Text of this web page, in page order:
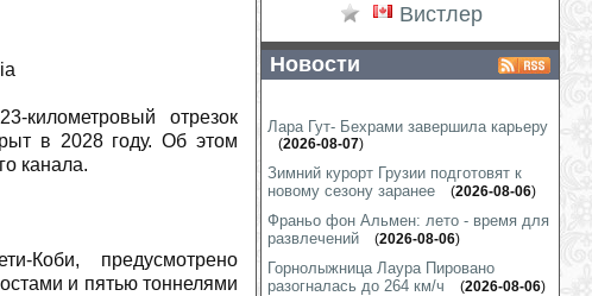
километровый отрезок
в 2028 году. Об этом
канала.
Коби, предусмотрено
и пятью тоннелями
Вистлер
Новости
Лара Гут- Бехрами завершила карьеру
(2026-08-07)
Зимний курорт Грузии подготовят к
новому сезону заранее
(2026-08-06)
Франьо фон Альмен: лето - время для
развлечений
(2026-08-06)
Горнолыжница Лаура Пировано
разогналась до 264 км/ч
(2026-08-06)